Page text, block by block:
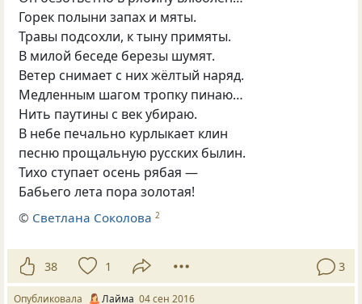
Горек полыни запах и мяты.
Травы подсохли, к тыну примяты.
В милой беседе березы шумят.
Ветер снимает с них жёлтый наряд.
Медленным шагом тропку пинаю…
Нить паутины с век убираю.
В небе печально курлыкает клин
песню прощальную русских былин.
Тихо ступает осень рябая —
Бабьего лета пора золотая!
© Светлана Соколова 2
38 1 3
Опубликовала Лайма 04 сен 2016